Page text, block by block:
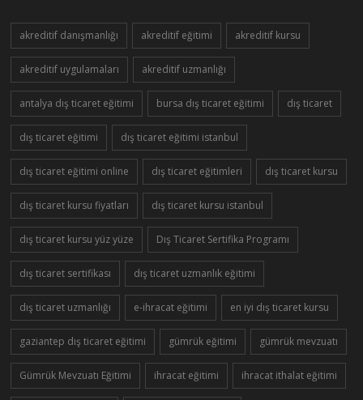
akreditif danışmanlığı akreditif eğitimi akreditif kursu
akreditif uygulamaları akreditif uzmanlığı
antalya dış ticaret eğitimi bursa dış ticaret eğitimi dış ticaret
dış ticaret eğitimi dış ticaret eğitimi istanbul
dış ticaret eğitimi online dış ticaret eğitimleri dış ticaret kursu
dış ticaret kursu fiyatları dış ticaret kursu istanbul
dış ticaret kursu yüz yüze Dış Ticaret Sertifika Programı
dış ticaret sertifikası dış ticaret uzmanlık eğitimi
dış ticaret uzmanlığı e-ihracat eğitimi en iyi dış ticaret kursu
gaziantep dış ticaret eğitimi gümrük eğitimi gümrük mevzuatı
Gümrük Mevzuatı Eğitimi ihracat eğitimi ihracat ithalat eğitimi